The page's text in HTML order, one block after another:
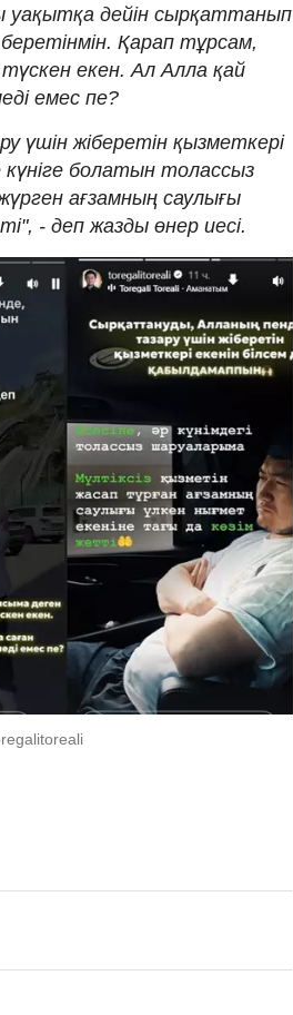
уақытқа дейін сырқаттанып
Қарап тұрсам,
екен. Ал Алла қай
емес пе?
үшін жіберетін қызметкері
күніге болатын толассыз
ағзамның саулығы
- деп жазды өнер иесі.